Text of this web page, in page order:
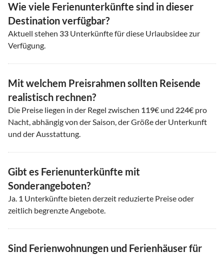
Wie viele Ferienunterkünfte sind in dieser
Destination verfügbar?
Aktuell stehen 33 Unterkünfte für diese Urlaubsidee zur
Verfügung.
Mit welchem Preisrahmen sollten Reisende
realistisch rechnen?
Die Preise liegen in der Regel zwischen 119€ und 224€ pro
Nacht, abhängig von der Saison, der Größe der Unterkunft
und der Ausstattung.
Gibt es Ferienunterkünfte mit
Sonderangeboten?
Ja. 1 Unterkünfte bieten derzeit reduzierte Preise oder
zeitlich begrenzte Angebote.
Sind Ferienwohnungen und Ferienhäuser für